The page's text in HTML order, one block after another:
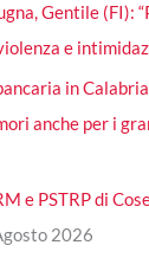
Gentile (FI):
e
in
anche per i
e PSTRP di
2026